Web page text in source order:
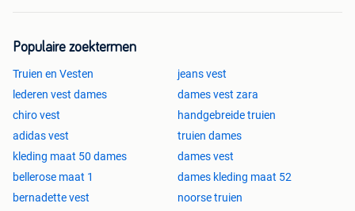
Populaire zoektermen
Truien en Vesten
jeans vest
lederen vest dames
dames vest zara
chiro vest
handgebreide truien
adidas vest
truien dames
kleding maat 50 dames
dames vest
bellerose maat 1
dames kleding maat 52
bernadette vest
noorse truien